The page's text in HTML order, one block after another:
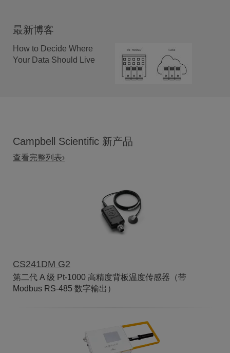
最新博客
How to Decide Where
Your Data Should Live
Campbell Scientific 新产品
查看完整列表›
CS241DM G2
第二代 A 级 Pt-1000 高精度背板温度传感器（带
Modbus RS-485 数字输出）